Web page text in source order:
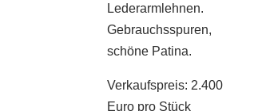
Lederarmlehnen.
Gebrauchsspuren,
schöne Patina.
Verkaufspreis: 2.400
Euro pro Stück